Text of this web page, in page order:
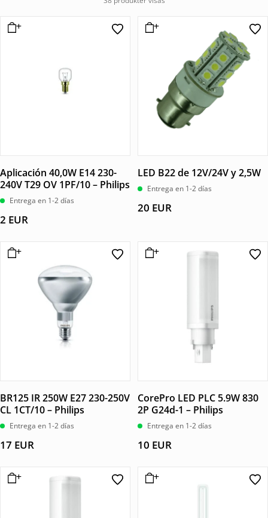
Aplicación 40,0W E14 230-
240V T29 OV 1PF/10 – Philips
Entrega en 1-2 días
2 EUR
LED B22 de 12V/24V y 2,5W
Entrega en 1-2 días
20 EUR
BR125 IR 250W E27 230-250V
CL 1CT/10 – Philips
Entrega en 1-2 días
17 EUR
CorePro LED PLC 5.9W 830
2P G24d-1 – Philips
Entrega en 1-2 días
10 EUR